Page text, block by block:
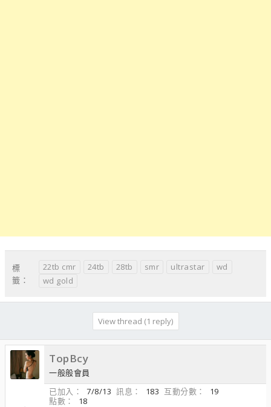
標
籤：
22tb cmr 24tb 28tb smr ultrastar
wd
wd gold
View thread (1 reply)
TopBcy
一般般會員
已加入
7/8/13 訊息 183 互動分數
19
點數
18